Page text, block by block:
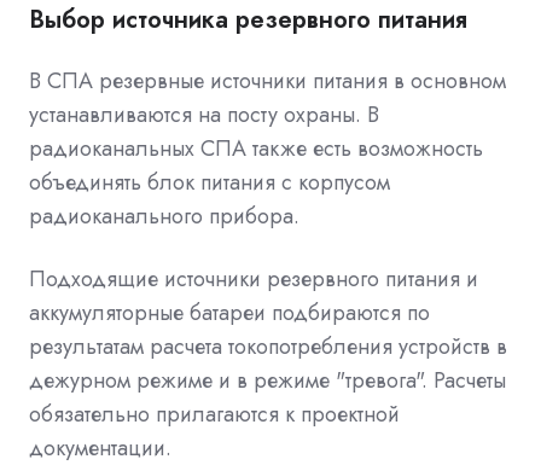
Выбор источника резервного питания
В СПА резервные источники питания в основном
устанавливаются на посту охраны. В
радиоканальных СПА также есть возможность
объединять блок питания с корпусом
радиоканального прибора.
Подходящие источники резервного питания и
аккумуляторные батареи подбираются по
результатам расчета токопотребления устройств в
дежурном режиме и в режиме "тревога". Расчеты
обязательно прилагаются к проектной
документации.